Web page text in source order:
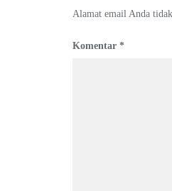
Alamat email Anda
Komentar *